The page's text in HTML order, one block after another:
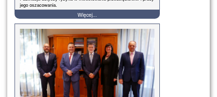
jego oszacowania.
Więcej...